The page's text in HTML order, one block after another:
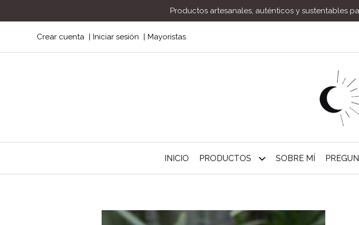
Productos artesanales, auténticos y sustentables
Crear cuenta Iniciar sesión Mayoristas
INICIO PRODUCTOS SOBRE MÍ